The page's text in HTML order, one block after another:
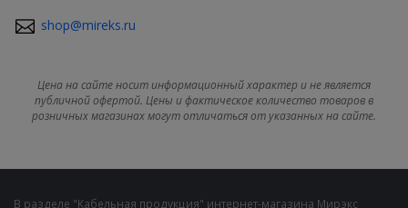
shop@mireks.ru
Цена на сайте носит информационный характер и не является
публичной офертой. Цены и фактическое количество товаров в
розничных магазинах могут отличаться от указанных на сайте.
В разделе "Кабельная продукция" интернет-магазина Мирэкс